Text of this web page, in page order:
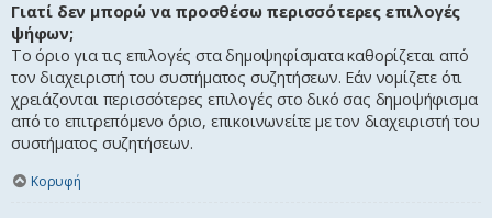
Γιατί δεν μπορώ να προσθέσω περισσότερες επιλογές
ψήφων;
Το όριο για τις επιλογές στα δημοψηφίσματα καθορίζεται από
τον διαχειριστή του συστήματος συζητήσεων. Εάν νομίζετε ότι
χρειάζονται περισσότερες επιλογές στο δικό σας δημοψήφισμα
από το επιτρεπόμενο όριο, επικοινωνείτε με τον διαχειριστή του
συστήματος συζητήσεων.
Κορυφή